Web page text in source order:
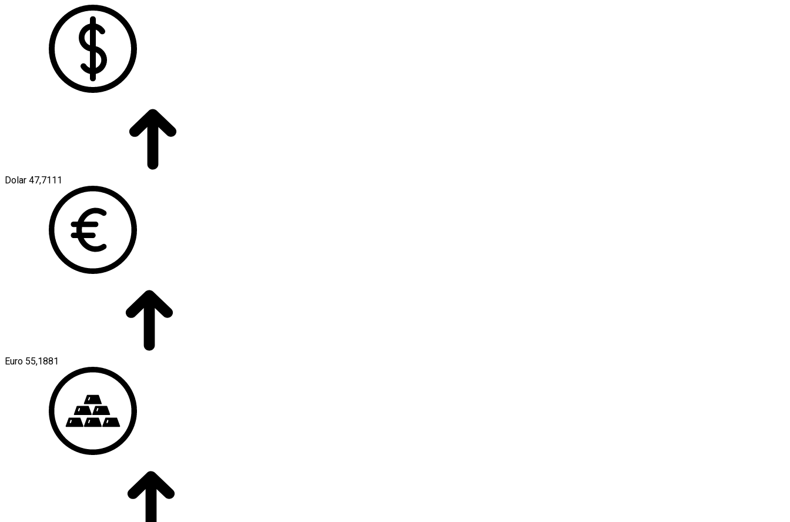
Dolar 47,7111
Euro 55,1881